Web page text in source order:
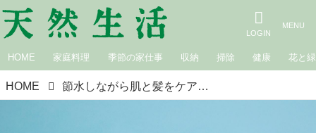
HOME 家庭料理 季節の家仕事 収納 掃除 健康 花と緑
HOME 節水しながら肌と髪をケア。人気の「シャワーヘッド」6種を試して本音でレビュー／いいモノあうモノ